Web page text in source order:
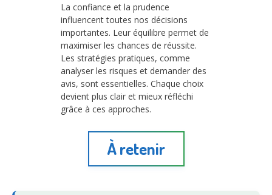
La confiance et la prudence
influencent toutes nos décisions
importantes. Leur équilibre permet de
maximiser les chances de réussite.
Les stratégies pratiques, comme
analyser les risques et demander des
avis, sont essentielles. Chaque choix
devient plus clair et mieux réfléchi
grâce à ces approches.
À retenir